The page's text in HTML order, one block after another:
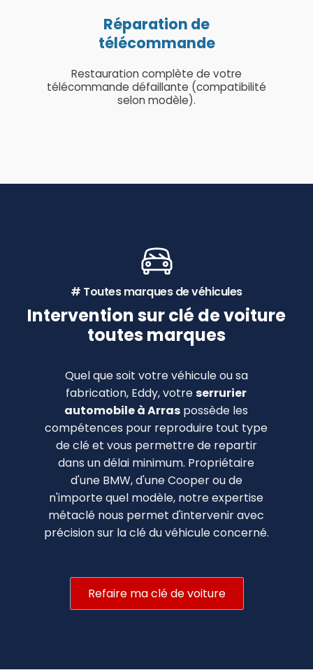
Réparation de
télécommande
Restauration complète de votre
télécommande défaillante (compatibilité
selon modèle).
# Toutes marques de véhicules
Intervention sur clé de voiture
toutes marques
Quel que soit votre véhicule ou sa
fabrication, Eddy, votreserrurier
automobile à Arras possède les
compétences pour reproduire tout type
de clé et vous permettre de repartir
dans un délai minimum. Propriétaire
d'une BMW, d'une Cooper ou de
n'importe quel modèle, notre expertise
métaclé nous permet d'intervenir avec
précision sur la clé du véhicule concerné.
Refaire ma clé de voiture